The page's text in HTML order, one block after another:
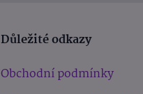
Důležité odkazy
Obchodní podmínky